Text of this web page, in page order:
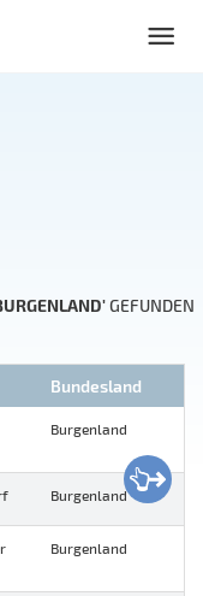
GEFUNDEN
Bundesland
Burgenland
Burgenland
Burgenland